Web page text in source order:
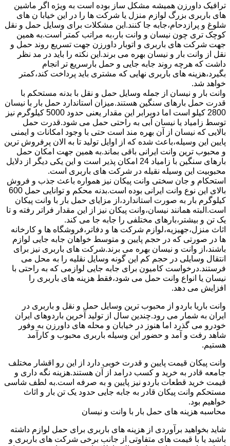
ترافیک داورزن همیشه مشکل ساز بوده است به ویژه اگر ماشین
های باربری بزرگ لوازم منزل یا شرکت ها را در این خیابا ن های
شلوغ و پرازدحام،جابه جا کنند.این مشکلات برای وسایل حمل و نقل
کوچک تری چون نیسان و وانت بار،به مراتب کمتر است.به همین
جهت شرکت های باربری و اتوبار داورزن جهت تسریع روند حمل و
نقل از وانت بار و نیسان بهره می برند.این نکته را باید در مد نظر
داشت که هرچه روند جابه جایی و حمل بارسریع تر انجام
بگیرد،هزینه های باربری نهایی که مشتری باید پرداخت کند،کمتر
خواهد شد.
وانت بار و نیسان از جمله وسایل حمل و نقل با بدنه مستحکم با
قدرت حمل بارهای سنگین هستند.میزان استاندارد حمل بار با نیسان
2800 کیلو است اما دوبرابر این مقدار یعنی حدود 5000 کیلوگرم نیز
توسط زامیاد یا نیسان آبی به راحتی حمل می شود.قدرت حمل
بالایی که نیسان از آن بهره مند است حتی با وجود امکانات و ایمنی
پایین این وسیله،باعث شده که از اوایل تولید تا به الان پرفروش ترین
و محبوب ترین وانت ایرانی باقی بماند.به همین جهت امکان حمل
بارهای سنگین با زامیاد 24 امکان پذیر است و این یکی دیگر از دلایل
محبوبیت این وسیله نقیله در شرکت های باربری است.
استحکام و جان سختی وانت پیکان نیز همواره باعث جذب و فروش
بالای این نوع وانت ایرانی بوده است.بدنه محکم و توانایی حمل 600
کیلوگرم بار به صورت استاندارد،از مزایای حمل بار با وانت پیکان
است.البته همانند نیسان،وانت پیکان نیز از این مقدار فراتر رفته و تا
یک تن و بیشتر،بارهای مختلفی را جابه جا می کند.
اثاث منزل،جهیزیه،لوازم شرکت ها و دفاتر،فروشگاه ها و کارخانه
ها در صورتی که در حجم پایین و متوسط خواهان جابه جایی لوازم
باشند،از وانت و نیسان بهره می برند.شرکت های باربری نیز برای
انتقال وسایلی در حجم کم این گونه وسایل نقلیه را به محل می
فرستند.درخواست کامیون برای جابه جایی لوازمی که به راحتی با
نیسان یا انواع وانت حمل می شود،فقط هزینه های باربری را
افزایش می دهد.
وانت باریا باردو از محبوب ترین وسایل حمل و نقل و باربری در
ایران به شمار می رود.چندین سال از تولید آخرین باردوهای ایران
خودرو می گذرد اما هنوز در خیابان و محله های داورزن به وفور
شاهد رفت و آمد و حضور این وسیله باربری محبوب و کارآمد
هستیم.
وانت پیکان قیمت پایین و قدرت خوبی دارد از این رو اقشار مختلف
جامعه قادر به خرید و کسب درامد از آن هستند.هزینه نگه داری و
قیمت خرید قطعات باردو نیز پایین و به صرفه است.به لطف شاسی
مستحکم وانت پیکان قادر به جابه جایی حدود یک تن بار و اثاث
خواهیم بود.
محاسبه هزینه های حمل بار با وانت و نیسان
شاید بخواهید برآوردی از هزینه های باربری برای حمل لوازم داشته
باشید یا با قیمت های متفاوتی از جانب برخی شرکت های باربری و